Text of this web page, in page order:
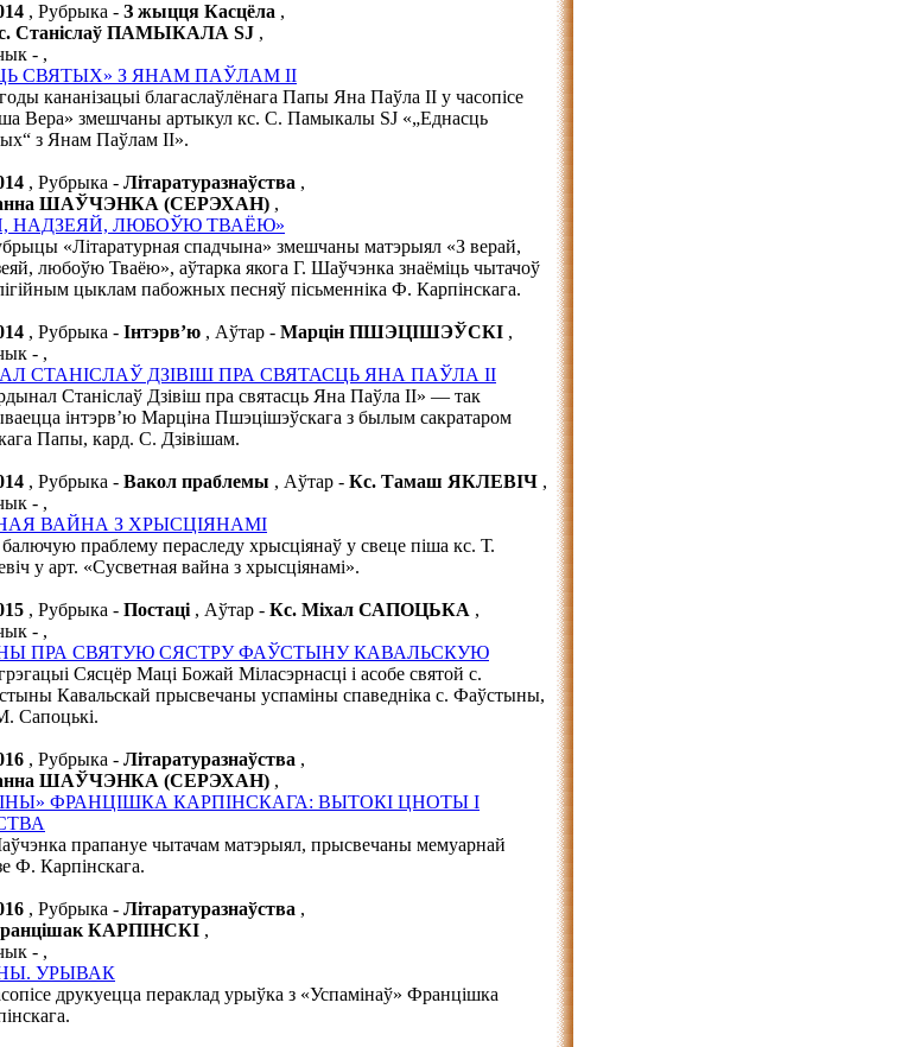
, Рубрыка - З жыцця Касцёла ,
Станіслаў ПАМЫКАЛА SJ ,
- ,
СВЯТЫХ» З ЯНАМ ПАЎЛАМ II
кананізацыі благаслаўлёнага Папы Яна Паўла ІІ у часопісе
Вера» змешчаны артыкул кс. С. Памыкалы SJ «„Еднасць
з Янам Паўлам ІІ».
, Рубрыка - Літаратуразнаўства ,
ШАЎЧЭНКА (СЕРЭХАН) ,
НАДЗЕЯЙ, ЛЮБОЎЮ ТВАЁЮ»
«Літаратурная спадчына» змешчаны матэрыял «З верай,
любоўю Тваёю», аўтарка якога Г. Шаўчэнка знаёміць чытачоў
цыклам пабожных песняў пісьменніка Ф. Карпінскага.
, Рубрыка - Інтэрв’ю , Аўтар - Марцін ПШЭЦІШЭЎСКІ ,
- ,
СТАНІСЛАЎ ДЗІВІШ ПРА СВЯТАСЦЬ ЯНА ПАЎЛА ІІ
Станіслаў Дзівіш пра святасць Яна Паўла ІІ» — так
інтэрв’ю Марціна Пшэцішэўскага з былым сакратаром
Папы, кард. С. Дзівішам.
, Рубрыка - Вакол праблемы , Аўтар - Кс. Тамаш ЯКЛЕВІЧ ,
- ,
ВАЙНА З ХРЫСЦІЯНАМІ
праблему пераследу хрысціянаў у свеце піша кс. Т.
у арт. «Сусветная вайна з хрысціянамі».
, Рубрыка - Постаці , Аўтар - Кс. Міхал САПОЦЬКА ,
- ,
ПРА СВЯТУЮ СЯСТРУ ФАЎСТЫНУ КАВАЛЬСКУЮ
Сясцёр Маці Божай Міласэрнасці і асобе святой с.
Кавальскай прысвечаны успаміны спаведніка с. Фаўстыны,
Сапоцькі.
, Рубрыка - Літаратуразнаўства ,
ШАЎЧЭНКА (СЕРЭХАН) ,
ФРАНЦІШКА КАРПІНСКАГА: ВЫТОКІ ЦНОТЫ І
прапануе чытачам матэрыял, прысвечаны мемуарнай
Ф. Карпінскага.
, Рубрыка - Літаратуразнаўства ,
КАРПІНСКІ ,
- ,
УРЫВАК
друкуецца пераклад урыўка з «Успамінаў» Францішка